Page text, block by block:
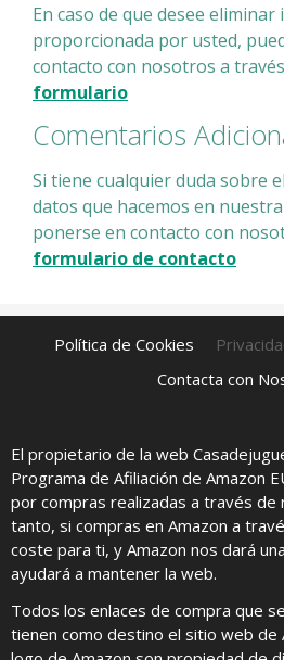
En caso de que desee
proporcionada por usted,
contacto con nosotros a
formulario
Comentarios
Si tiene cualquier duda sobre
datos que hacemos en
ponerse en contacto con
formulario de contacto
Política de Cookies
Contacta con
El propietario de la web
Programa de Afiliación de Amazon
por compras realizadas a través de
tanto, si compras en Amazon a
coste para ti, y Amazon nos dará
ayudará a mantener la web.
Todos los enlaces de compra que
tienen como destino el sitio web de